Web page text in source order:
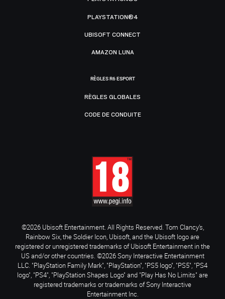
PLAYSTATION®4
UBISOFT CONNECT
AMAZON LUNA
RÈGLES R6 ESPORT
RÈGLES GLOBALES
CODE DE CONDUITE
©2026 Ubisoft Entertainment. All Rights Reserved. Tom Clancy’s,
Rainbow Six, the Soldier Icon, Ubisoft, and the Ubisoft logo are
registered or unregistered trademarks of Ubisoft Entertainment in the
US and/or other countries. ©2026 Sony Interactive Entertainment
LLC. "PlayStation Family Mark", "PlayStation", "PS5 logo", "PS5", "PS4
logo", "PS4", "PlayStation Shapes Logo" and "Play Has No Limits" are
registered trademarks or trademarks of Sony Interactive
Entertainment Inc.